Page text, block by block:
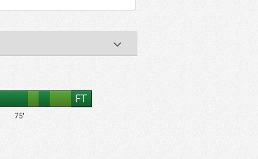
75'
FT